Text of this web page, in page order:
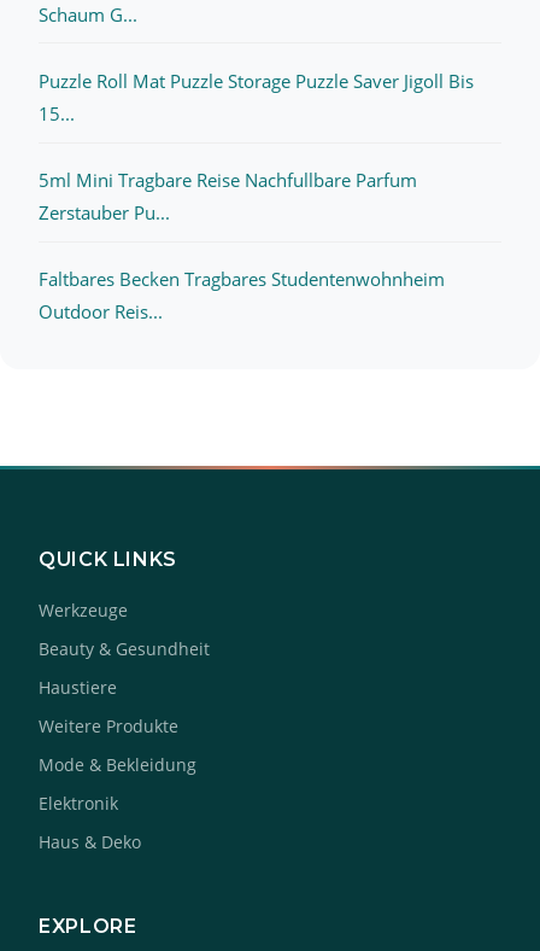
Schaum G...
Puzzle Roll Mat Puzzle Storage Puzzle Saver Jigoll Bis
15...
5ml Mini Tragbare Reise Nachfullbare Parfum
Zerstauber Pu...
Faltbares Becken Tragbares Studentenwohnheim
Outdoor Reis...
QUICK LINKS
Werkzeuge
Beauty & Gesundheit
Haustiere
Weitere Produkte
Mode & Bekleidung
Elektronik
Haus & Deko
EXPLORE